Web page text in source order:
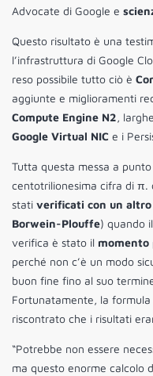
Advocate di Google e
Questo risultato è una
l’infrastruttura di Google
reso possibile tutto ciò è
aggiunte e miglioramenti
Compute Engine N2,
Google Virtual NIC e i
Tutta questa messa a
centotrilionesima cifra di π.
stati verificati con un
Borwein-Plouffe) quando
verifica è stato il momento
perché non c’è un modo
buon fine fino al suo
Fortunatamente, la
riscontrato che i risultati
“Potrebbe non essere
ma questo enorme calcolo